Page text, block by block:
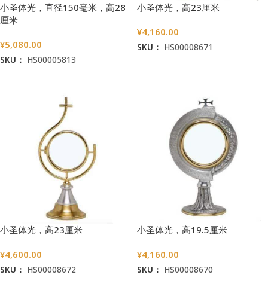
小圣体光，直径150毫米，高28
厘米
¥5,080.00
SKU： HS00005813
小圣体光，高23厘米
¥4,160.00
SKU： HS00008671
小圣体光，高23厘米
¥4,600.00
SKU： HS00008672
小圣体光，高19.5厘米
¥4,160.00
SKU： HS00008670